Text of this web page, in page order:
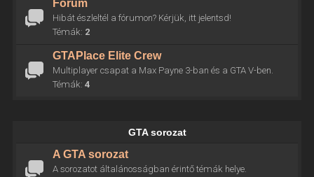
Fórum
Hibát észleltél a fórumon? Kérjük, itt jelentsd!
Témák: 2
GTAPlace Elite Crew
Multiplayer csapat a Max Payne 3-ban és a GTA V-ben.
Témák: 4
GTA sorozat
A GTA sorozat
A sorozatot általánosságban érintő témák helye.